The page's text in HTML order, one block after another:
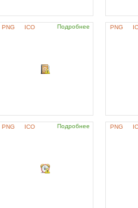
PNG ICO Подробнее PNG
PNG ICO Подробнее PNG